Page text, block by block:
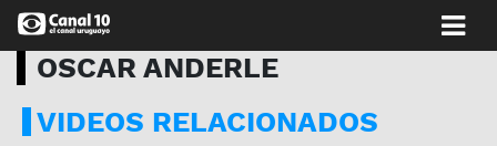
OSCAR ANDERLE
VIDEOS RELACIONADOS